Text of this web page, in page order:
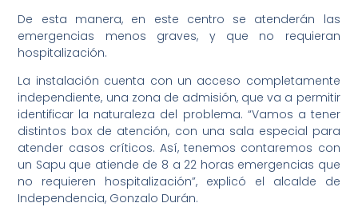
De esta manera, en este centro se atenderán las
emergencias menos graves, y que no requieran
hospitalización.
La instalación cuenta con un acceso completamente
independiente, una zona de admisión, que va a permitir
identificar la naturaleza del problema. “Vamos a tener
distintos box de atención, con una sala especial para
atender casos críticos. Así, tenemos contaremos con
un Sapu que atiende de 8 a 22 horas emergencias que
no requieren hospitalización”, explicó el alcalde de
Independencia, Gonzalo Durán.